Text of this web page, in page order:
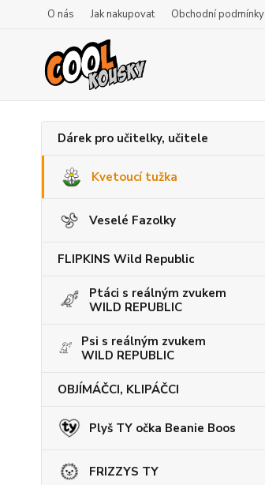
O nás Jak nakupovat Obchodní podmínky
Dárek pro učitelky, učitele
Kvetoucí tužka
Veselé Fazolky
FLIPKINS Wild Republic
Ptáci s reálným zvukem
WILD REPUBLIC
Psi s reálným zvukem
WILD REPUBLIC
OBJÍMÁČCI, KLIPÁČCI
Plyš TY očka Beanie Boos
FRIZZYS TY